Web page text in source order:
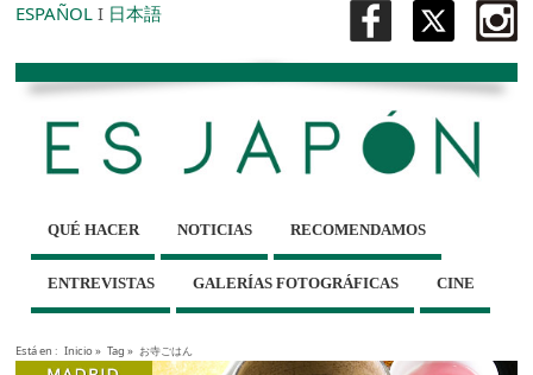
ESPAÑOL I 日本語
QUÉ HACER NOTICIAS RECOMENDAMOS
ENTREVISTAS GALERÍAS FOTOGRÁFICAS CINE
Está en : Inicio» Tag » お寺ごはん